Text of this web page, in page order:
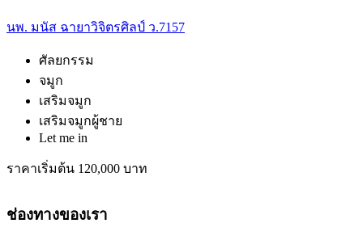
นพ. มนัส ฉายาวิจิตรศิลป์ ว.7157
ศัลยกรรม
จมูก
เสริมจมูก
เสริมจมูกผู้ชาย
Let me in
ราคาเริ่มต้น 120,000 บาท
ช่องทางของเรา